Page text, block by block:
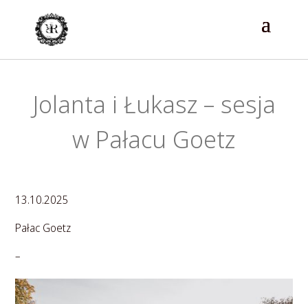
Jolanta i Łukasz – sesja
w Pałacu Goetz
13.10.2025
Pałac Goetz
–